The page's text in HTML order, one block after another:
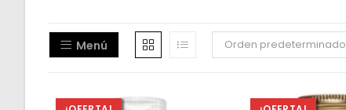
Menú Orden predeterminado